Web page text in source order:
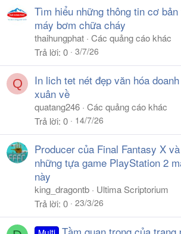
Tìm hiểu những thông tin cơ
máy bơm chữa cháy
thaihungphat Các quảng cáo khác
Trả lời 0 3/7/26
Q
In lich tet nét đẹp văn hóa
xuân về
quatang246 Các quảng cáo khác
Trả lời 0 14/7/26
Producer của Final Fantasy X
những tựa game PlayStation 2
này
king_dragontb
Ultima Scriptorium
Trả lời 0 23/3/26